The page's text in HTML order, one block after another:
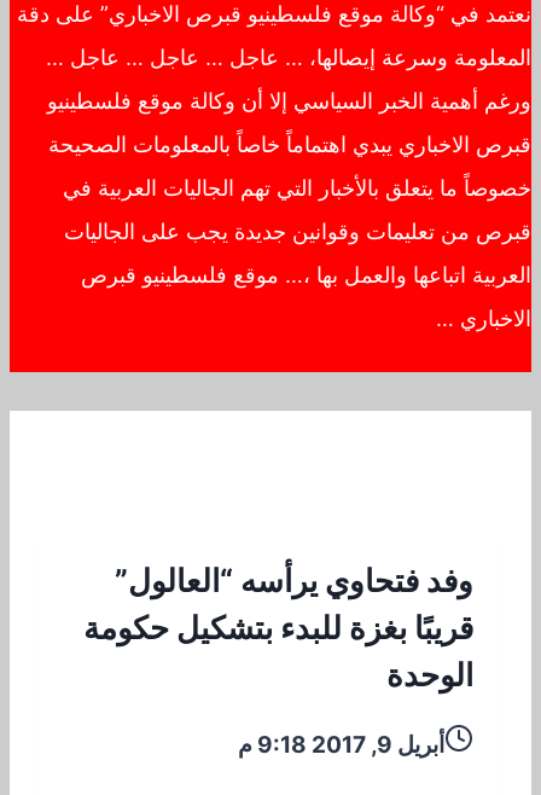
نعتمد في “وكالة موقع فلسطينيو قبرص الاخباري” على دقة
المعلومة وسرعة إيصالها، … عاجل … عاجل … عاجل …
ورغم أهمية الخبر السياسي إلا أن وكالة موقع فلسطينيو
قبرص الاخباري يبدي اهتماماً خاصاً بالمعلومات الصحيحة
خصوصاً ما يتعلق بالأخبار التي تهم الجاليات العربية في
قبرص من تعليمات وقوانين جديدة يجب على الجاليات
العربية اتباعها والعمل بها ،… موقع فلسطينيو قبرص
الاخباري …
وفد فتحاوي يرأسه “العالول”
قريبًا بغزة للبدء بتشكيل حكومة
الوحدة
أبريل 9, 2017 9:18 م